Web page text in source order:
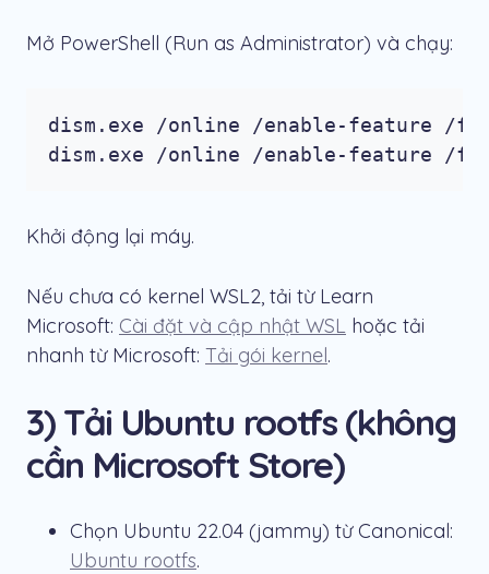
Mở PowerShell (Run as Administrator) và chạy:
dism.exe /online /enable-feature /
dism.exe /online /enable-feature /
Khởi động lại máy.
Nếu chưa có kernel WSL2, tải từ Learn
Microsoft: Cài đặt và cập nhật WSL hoặc tải
nhanh từ Microsoft: Tải gói kernel.
3) Tải Ubuntu rootfs (không
cần Microsoft Store)
Chọn Ubuntu 22.04 (jammy) từ Canonical:
Ubuntu rootfs.